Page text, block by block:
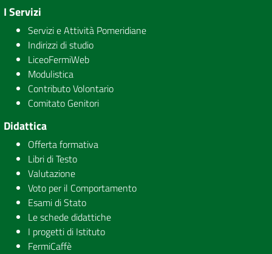
I Servizi
Servizi e Attività Pomeridiane
Indirizzi di studio
LiceoFermiWeb
Modulistica
Contributo Volontario
Comitato Genitori
Didattica
Offerta formativa
Libri di Testo
Valutazione
Voto per il Comportamento
Esami di Stato
Le schede didattiche
I progetti di Istituto
FermiCaffè